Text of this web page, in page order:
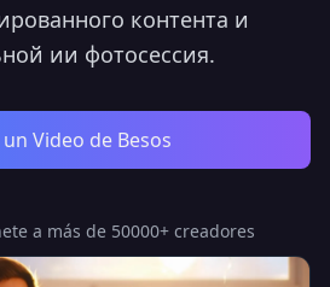
контента и
ии фотосессия.
Video de Besos
a más de 50000+ creadores